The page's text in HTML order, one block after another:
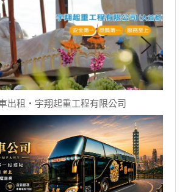
出租‧宇翔起重工程有限公司